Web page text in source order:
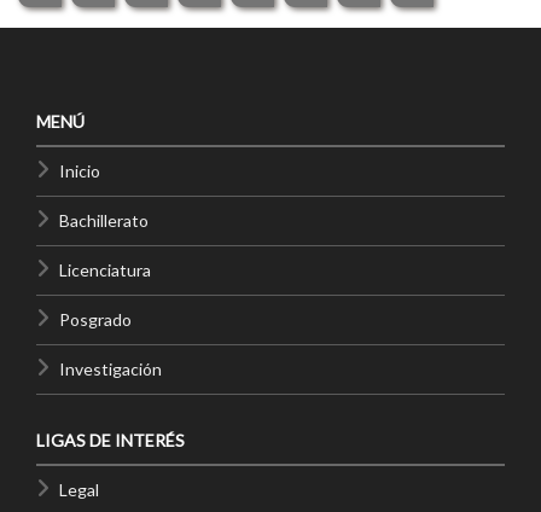
MENÚ
Inicio
Bachillerato
Licenciatura
Posgrado
Investigación
LIGAS DE INTERÉS
Legal